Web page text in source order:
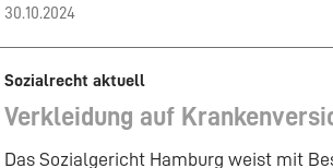
30.10.2024
Sozialrecht aktuell
Verkleidung auf
Das Sozialgericht Hamburg weist mit